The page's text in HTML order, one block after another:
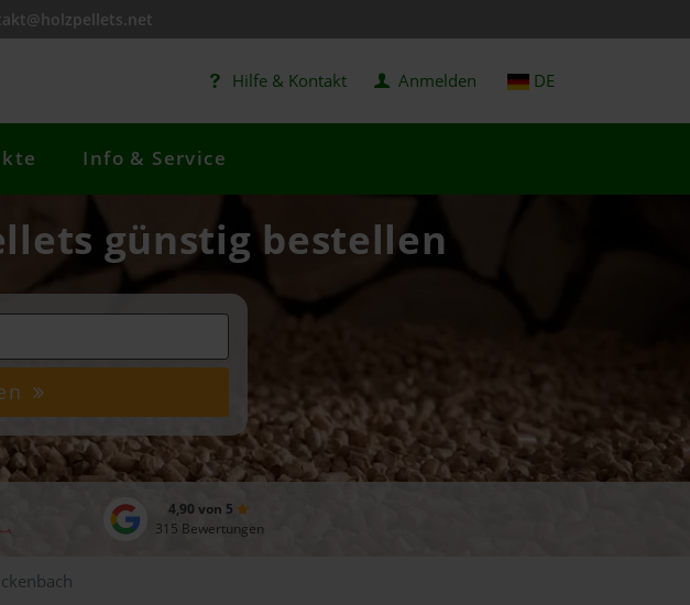
Hilfe & Kontakt Anmelden DE
Info & Service
günstig bestellen
4,90 von 5
315 Bewertungen